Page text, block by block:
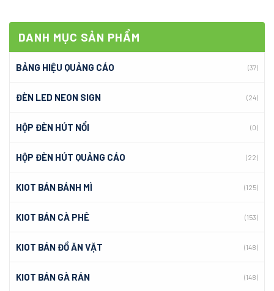
DANH MỤC SẢN PHẨM
BẢNG HIỆU QUẢNG CÁO (37)
ĐÈN LED NEON SIGN (24)
HỘP ĐÈN HÚT NỔI (0)
HỘP ĐÈN HÚT QUẢNG CÁO (22)
KIOT BÁN BÁNH MÌ (125)
KIOT BÁN CÀ PHÊ (153)
KIOT BÁN ĐỒ ĂN VẶT (148)
KIOT BÁN GÀ RÁN (148)